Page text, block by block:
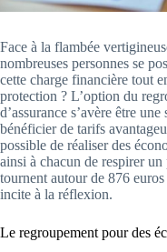
Face à la flambée
nombreuses personnes se
cette charge financière tout
protection ? L’option du
d’assurance s’avère être
bénéficier de tarifs
possible de réaliser des
ainsi à chacun de respirer
tournent autour de 876
incite à la réflexion.
Le regroupement pour des